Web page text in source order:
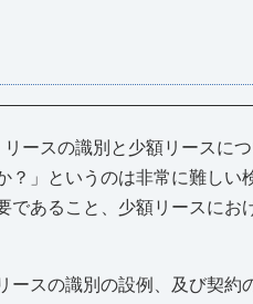
リースの識別と少額リースに
？」というのは非常に難し
であること、少額リースに
ースの識別の設例、及び契